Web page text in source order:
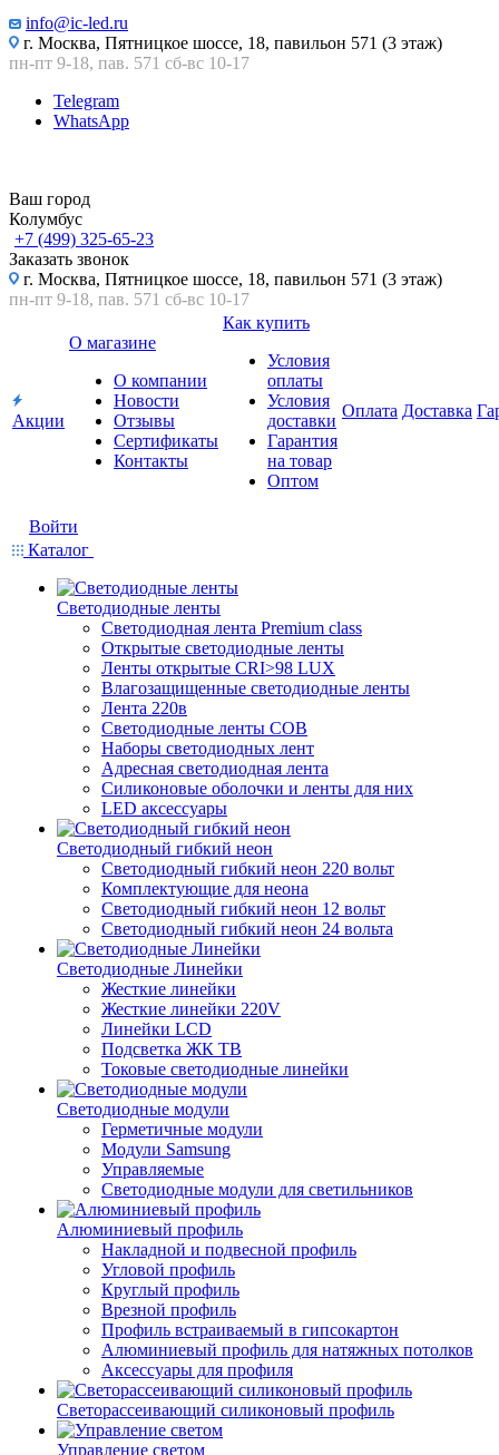
info@ic-led.ru
г. Москва, Пятницкое шоссе, 18, павильон 571 (3 этаж)
пн-пт 9-18, пав. 571 сб-вс 10-17
Telegram
WhatsApp
Ваш город
Колумбус
+7 (499) 325-65-23
Заказать звонок
г. Москва, Пятницкое шоссе, 18, павильон 571 (3 этаж)
пн-пт 9-18, пав. 571 сб-вс 10-17
Акции
О магазине
О компании
Новости
Отзывы
Сертификаты
Контакты
Как купить
Условия
оплаты
Условия
доставки
Гарантия
на товар
Оптом
Оплата Доставка
Войти
Каталог
Светодиодные ленты
Светодиодная лента Premium class
Открытые светодиодные ленты
Ленты открытые CRI>98 LUX
Влагозащищенные светодиодные ленты
Лента 220в
Светодиодные ленты COB
Наборы светодиодных лент
Адресная светодиодная лента
Силиконовые оболочки и ленты для них
LED аксессуары
Светодиодный гибкий неон
Светодиодный гибкий неон 220 вольт
Комплектующие для неона
Светодиодный гибкий неон 12 вольт
Светодиодный гибкий неон 24 вольта
Светодиодные Линейки
Жесткие линейки
Жесткие линейки 220V
Линейки LCD
Подсветка ЖК ТВ
Токовые светодиодные линейки
Светодиодные модули
Герметичные модули
Модули Samsung
Управляемые
Светодиодные модули для светильников
Алюминиевый профиль
Накладной и подвесной профиль
Угловой профиль
Круглый профиль
Врезной профиль
Профиль встраиваемый в гипсокартон
Алюминиевый профиль для натяжных потолков
Аксессуары для профиля
Светорассеивающий силиконовый профиль
Управление светом